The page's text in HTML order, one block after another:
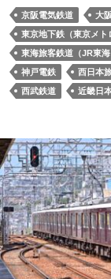
京阪電気鉄道 大
東京地下鉄（東京メト
東海旅客鉄道（JR東海
神戸電鉄
西日本
西武鉄道
近畿日